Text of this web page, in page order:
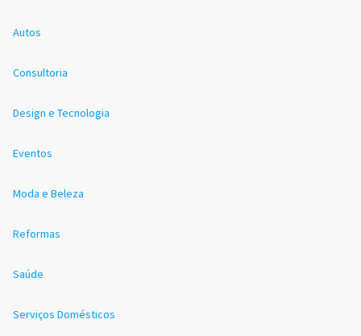
Autos
Consultoria
Design e Tecnologia
Eventos
Moda e Beleza
Reformas
Saúde
Serviços Domésticos